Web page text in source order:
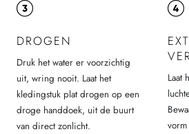
DROGEN
Druk het water er voorzichtig
uit, wring nooit. Laat het
kledingstuk plat drogen op een
droge handdoek, uit de buurt
van direct zonlicht.
Laat